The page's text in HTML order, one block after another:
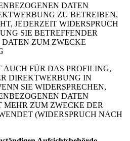
DATEN
ZU BETREIBEN,
JEDERZEIT WIDERSPRUCH
SIE BETREFFENDER
DATEN ZUM ZWECKE
FÜR DAS PROFILING,
DIREKTWERBUNG IN
SIE WIDERSPRECHEN,
DATEN
MEHR ZUM ZWECKE DER
(WIDERSPRUCH NACH